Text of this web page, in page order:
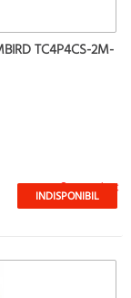
TC4P4CS-2M-
Stoc epuizat
INDISPONIBIL